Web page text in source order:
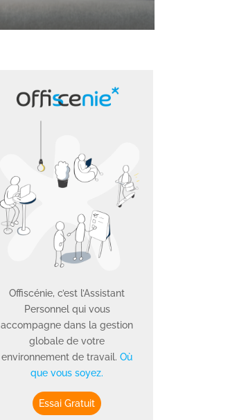
Offiscénie, c’est l’Assistant
Personnel qui vous
accompagne dans la gestion
globale de votre
environnement de travail.Où
que vous soyez.
Essai Gratuit